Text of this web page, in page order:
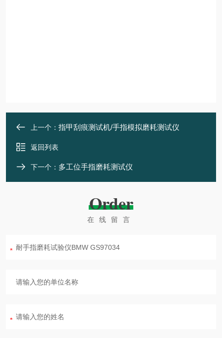
上一个： 指甲刮痕测试机/手指模拟磨耗测试仪
返回列表
下一个： 多工位手指磨耗测试仪
Order
在线留言